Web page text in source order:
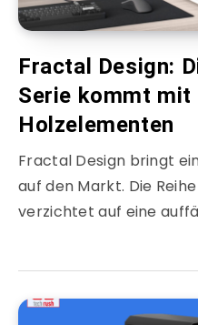
Fractal Design:
Serie kommt
Holzelementen
Fractal Design bringt
auf den Markt. Die
verzichtet auf eine